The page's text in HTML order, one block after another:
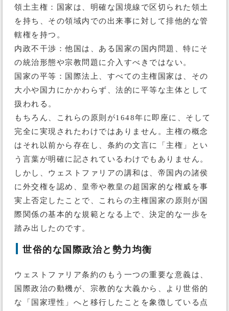
領土主権：国家は、明確な国境線で区切られた領土
を持ち、その領域内での出来事に対して排他的な管
轄権を持つ。
内政不干渉：他国は、ある国家の国内問題、特にそ
の統治形態や宗教問題に介入すべきではない。
国家の平等：国際法上、すべての主権国家は、その
大小や国力にかかわらず、法的に平等な主体として
扱われる。
もちろん、これらの原則が1648年に即座に、そして
完全に実現されたわけではありません。主権の概念
はそれ以前から存在し、条約の文言に「主権」とい
う言葉が明確に記されているわけでもありません。
しかし、ウェストファリアの講和は、帝国内の諸侯
に外交権を認め、皇帝や教皇の超国家的な権威を事
実上否定したことで、これらの主権国家の原則が国
際関係の基本的な規範となる上で、決定的な一歩を
踏み出したのです。
世俗的な国際政治と勢力均衡
ウェストファリア条約のもう一つの重要な意義は、
国際政治の動機が、宗教的な大義から、より世俗的
な「国家理性」へと移行したことを象徴している点